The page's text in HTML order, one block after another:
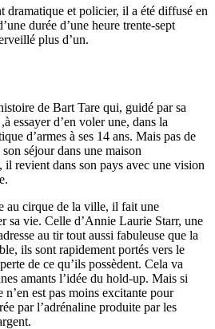
dramatique et policier, il a été diffusé en
durée d’une heure trente-sept
plus d’un.
de Bart Tare qui, guidé par sa
essayer d’en voler une, dans la
d’armes à ses 14 ans. Mais pas de
séjour dans une maison
il revient dans son pays avec une vision
au cirque de la ville, il fait une
sa vie. Celle d’Annie Laurie Starr, une
au tir tout aussi fabuleuse que la
ils sont rapidement portés vers le
de ce qu’ils possèdent. Cela va
amants l’idée du hold-up. Mais si
est pas moins excitante pour
par l’adrénaline produite par les